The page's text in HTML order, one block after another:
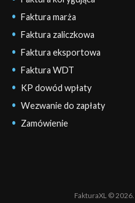
Faktura marża
Faktura zaliczkowa
Faktura eksportowa
Faktura WDT
KP dowód wpłaty
Wezwanie do zapłaty
Zamówienie
FakturaXL © 2026.